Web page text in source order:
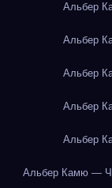
Альбер
Альбер
Альбер
Альбер
Альбер
Альбер Камю —